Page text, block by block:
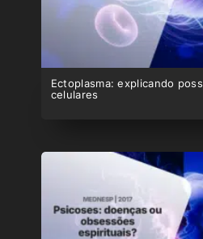
Ectoplasma: explicando
celulares